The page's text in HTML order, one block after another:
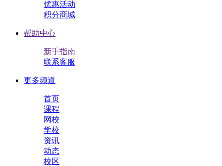
优惠活动
积分商城
帮助中心
新手指南
联系客服
更多频道
首页
课程
网校
学校
资讯
动态
校区